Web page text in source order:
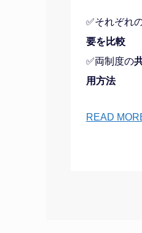
✅それぞれ
要を比較
✅両制度の
用方法
READ